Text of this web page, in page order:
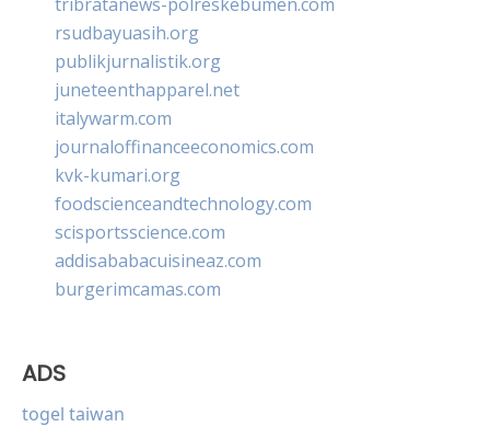
rsudbayuasih.org
publikjurnalistik.org
juneteenthapparel.net
italywarm.com
journaloffinanceeconomics.com
kvk-kumari.org
foodscienceandtechnology.com
scisportsscience.com
addisababacuisineaz.com
burgerimcamas.com
ADS
togel taiwan